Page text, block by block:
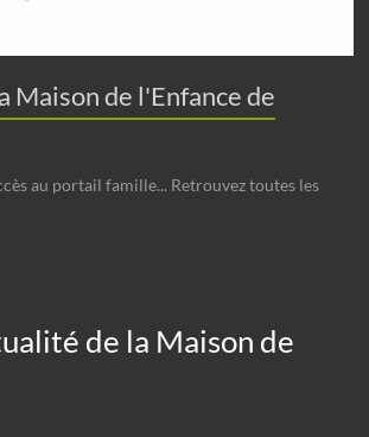
Maison de l'Enfance de
au portail famille... Retrouvez toutes les
de la Maison de